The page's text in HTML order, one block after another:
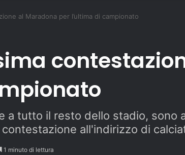
al Maradona per l’ultima di campionato
a tutto il resto dello stadio,
all'indirizzo di
1 minuto di lettura